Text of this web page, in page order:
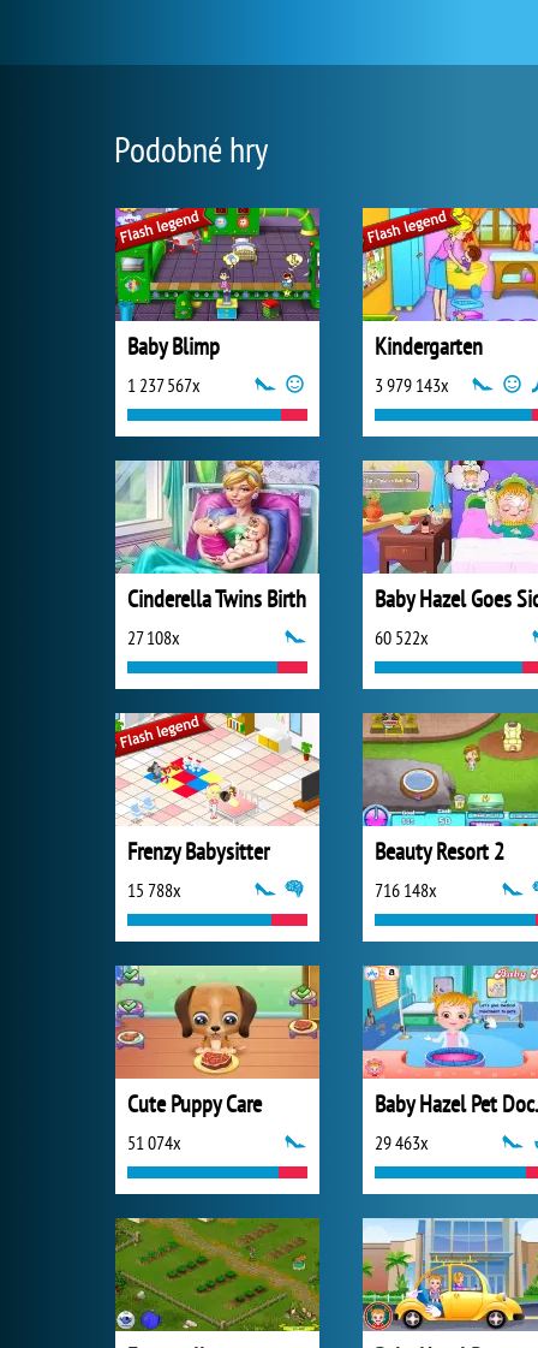
Podobné hry
Baby Blimp
1 237 567x
Kindergarten
3 979 143x
Cinderella Twins Birth
27 108x
Baby Hazel Goes
60 522x
Frenzy Babysitter
15 788x
Beauty Resort 2
716 148x
Cute Puppy Care
51 074x 29 463x